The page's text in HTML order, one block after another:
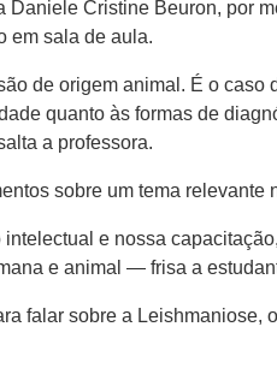
Cristine Beuron, por
em sala de aula.
de origem animal. É o caso
quanto às formas de
a professora.
sobre um tema relevante
e nossa
e animal — frisa a
falar sobre a Leishmaniose,